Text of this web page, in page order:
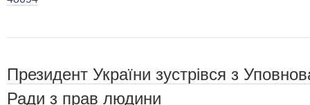
Президент України зустрівся з
Ради з прав людини